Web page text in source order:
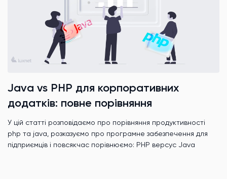
Java vs PHP для корпоративних
додатків: повне порівняння
У цій статті розповідаємо про порівняння продуктивності
php та java, розказуємо про програмне забезпечення для
підприємців і повсякчас порівнюємо: PHP версус Java